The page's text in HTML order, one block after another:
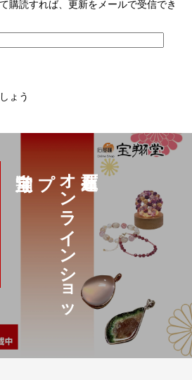
購読すれば、更新をメールで受信でき
ょう
オ
ン
ラ
イ
ン
シ
ョ
ッ
プ